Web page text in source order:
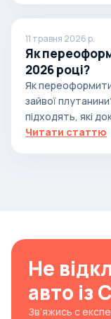
11 травня 2026 р.
Як
2026 році?
Як
зайвої
підходять, які
Читати статтю
Не
авто із
Зв’яжись с